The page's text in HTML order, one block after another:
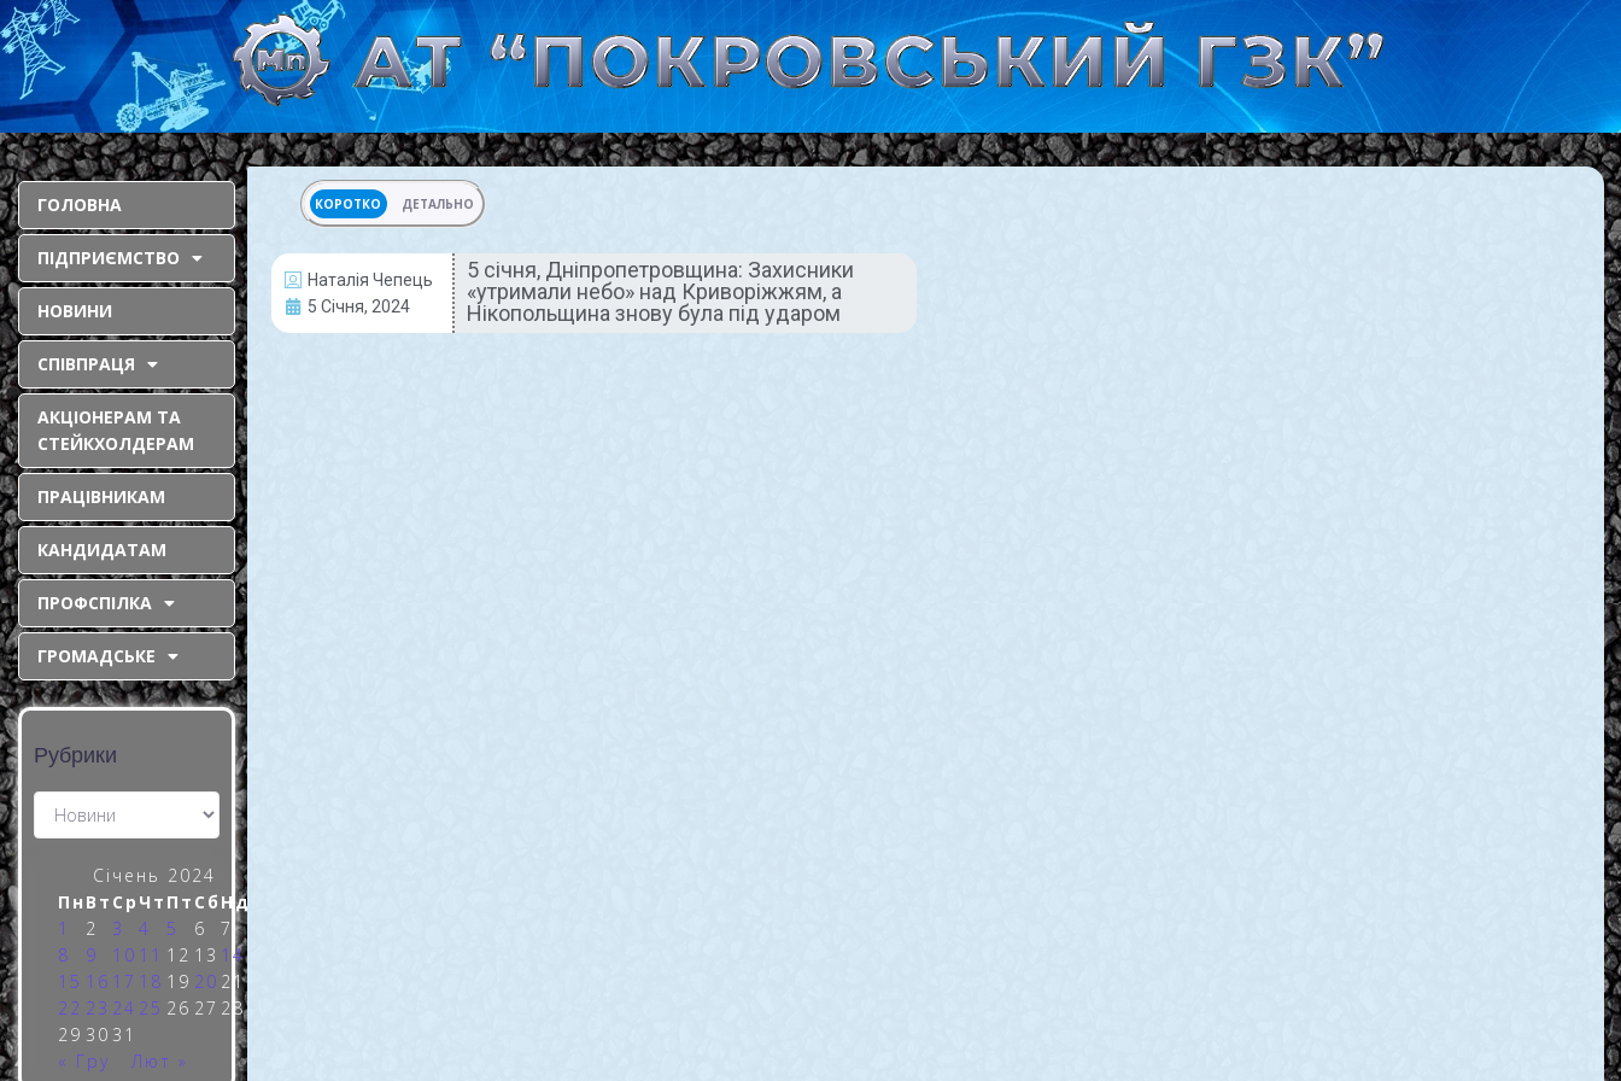
ГОЛОВНА
ПІДПРИЄМСТВО
НОВИНИ
СПІВПРАЦЯ
АКЦІОНЕРАМ ТА
СТЕЙКХОЛДЕРАМ
ПРАЦІВНИКАМ
КАНДИДАТАМ
ПРОФСПІЛКА
ГРОМАДСЬКЕ
Рубрики
Січень 2024
Пн Вт Ср Чт Пт Сб Нд
1
2 3 4 5 6
7
8
9 10 11 12 13 14
15 16 17 18 19 20 21
22 23 24 25 26 27 28
29 30 31
« Гру
Лют »
КОРОТКО ДЕТАЛЬНО
Наталія Чепець
5 Січня, 2024
5 січня, Дніпропетровщина: Захисники
«утримали небо» над Криворіжжям, а
Нікопольщина знову була під ударом
ДНІПРОПЕТРОВЩИНА
СЬОГОДНІ